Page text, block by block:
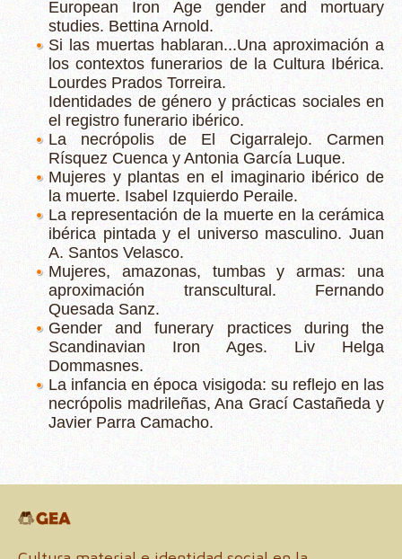
European Iron Age gender and mortuary
studies. Bettina Arnold.
Si las muertas hablaran...Una aproximación a
los contextos funerarios de la Cultura Ibérica.
Lourdes Prados Torreira.
Identidades de género y prácticas sociales en
el registro funerario ibérico.
La necrópolis de El Cigarralejo. Carmen
Rísquez Cuenca y Antonia García Luque.
Mujeres y plantas en el imaginario ibérico de
la muerte. Isabel Izquierdo Peraile.
La representación de la muerte en la cerámica
ibérica pintada y el universo masculino. Juan
A. Santos Velasco.
Mujeres, amazonas, tumbas y armas: una
aproximación transcultural. Fernando
Quesada Sanz.
Gender and funerary practices during the
Scandinavian Iron Ages. Liv Helga
Dommasnes.
La infancia en época visigoda: su reflejo en las
necrópolis madrileñas, Ana Grací Castañeda y
Javier Parra Camacho.